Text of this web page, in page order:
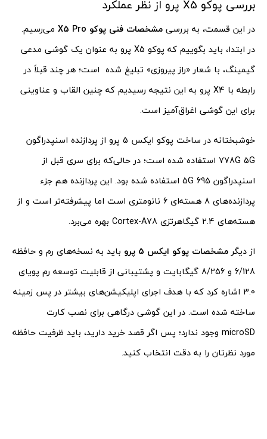
بررسی پوکو X5 پرو از نظر عملکرد
در این قسمت، به بررسی مشخصات فنی پوکو X5 Pro
می‌رسیم.
در ابتدا، باید بگوییم که پوکو X5 پرو به عنوان یک گوشی مدعی
گیمینگ، با شعار «راز پیروزی» تبلیغ شده است؛ هر چند قبلاً در
رابطه با X4 پرو به این نتیجه رسیدیم که چنین القاب و عناوینی
برای این گوشی اغراق‌آمیز است.
خوشبختانه در ساخت پوکو ایکس 5 پرو از پردازنده اسنپدراگون
778G 5G استفاده شده است؛ در حالی‌که برای سری قبل از
اسنپدراگون 695 5G استفاده شده بود. این پردازنده هم جزء
پردازنده‌های 8 هسته‌ای 6 نانومتری است اما پیشرفته‌تر است و از
هسته‌های 2.4 گیگاهرتزی Cortex-A78 بهره می‌برد.
از دیگر مشخصات پوکو ایکس 5 پرو
باید به نسخه‌های رم و حافظه
6/128 و 8/256 گیگابایت و پشتیبانی از قابلیت توسعه رم پویای
3.0 اشاره کرد که با هدف اجرای اپلیکیشن‌های بیشتر در پس زمینه
ساخته شده است. در این گوشی درگاهی برای نصب کارت
microSD وجود ندارد؛ پس اگر قصد خرید دارید، باید ظرفیت حافظه
مورد نظرتان را به دقت انتخاب کنید.